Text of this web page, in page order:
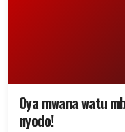
Oya mwana watu
nyodo!